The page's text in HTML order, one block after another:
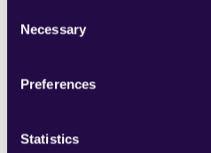
Selection
Necessary
Preferences
Statistics
Agenten zum strukturellen
nur ein Komfortmerkmal. Ein
Modell läuft – unabhängig
es trainiert wurde –,
Shenzhen kommt.